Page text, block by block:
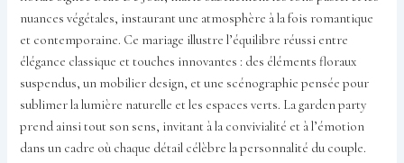
nuances végétales, instaurant une atmosphère à la fois romantique
et contemporaine. Ce mariage illustre l’équilibre réussi entre
élégance classique et touches innovantes : des éléments floraux
suspendus, un mobilier design, et une scénographie pensée pour
sublimer la lumière naturelle et les espaces verts. La garden party
prend ainsi tout son sens, invitant à la convivialité et à l’émotion
dans un cadre où chaque détail célèbre la personnalité du couple.